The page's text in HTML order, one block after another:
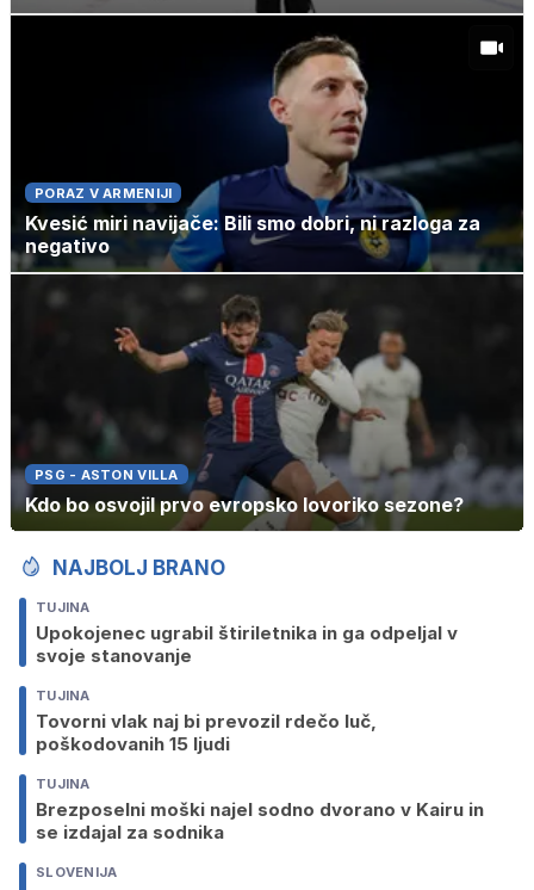
PORAZ V ARMENIJI
Kvesić miri navijače: Bili smo dobri, ni razloga za
negativo
PSG - ASTON VILLA
Kdo bo osvojil prvo evropsko lovoriko sezone?
NAJBOLJ BRANO
TUJINA
Upokojenec ugrabil štiriletnika in ga odpeljal v
svoje stanovanje
TUJINA
Tovorni vlak naj bi prevozil rdečo luč,
poškodovanih 15 ljudi
TUJINA
Brezposelni moški najel sodno dvorano v Kairu in
se izdajal za sodnika
SLOVENIJA